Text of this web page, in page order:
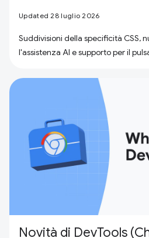
Updated 28 luglio 2026
Suddivisioni della specificità CSS,
l'assistenza AI e supporto per il
Novità di DevTools